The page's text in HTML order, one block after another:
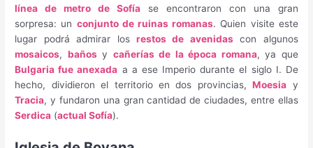
línea de metro de Sofía se encontraron con una gran
sorpresa: un conjunto de ruinas romanas. Quien visite este
lugar podrá admirar los restos de avenidascon algunos
mosaicos, bañosy cañerías de la época romana, ya que
Bulgaria fue anexada a a ese Imperio durante el siglo I. De
hecho, dividieron el territorio en dos provincias,Moesia y
Tracia, y fundaron una gran cantidad de ciudades, entre ellas
Serdica (actual Sofía).